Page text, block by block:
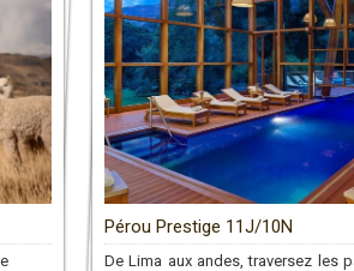
Pérou Prestige 11J/10N
De Lima aux andes, traversez les